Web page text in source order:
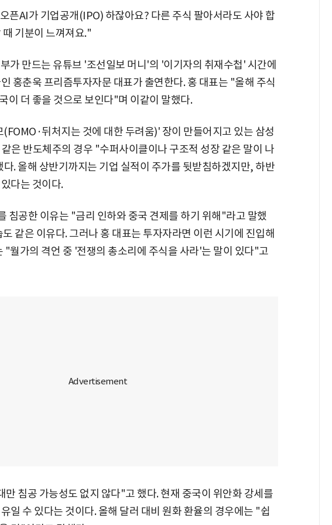
픈AI가 기업공개(IPO) 하잖아요? 다른 주식 팔아서라도 사야 합
때 기분이 느껴져요."
가 만드는 유튜브 '조선일보 머니'의 '이기자의 취재수첩' 시간에
홍춘욱 프리즘투자자문 대표가 출연한다. 홍 대표는 "올해 주식
이 더 좋을 것으로 보인다"며 이같이 말했다.
뒤처지는 것에 대한 두려움)' 장이 만들어지고 있는 삼성
은 반도체주의 경우 "수퍼사이클이나 구조적 성장 같은 말이 나
. 올해 상반기까지는 기업 실적이 주가를 뒷받침하겠지만, 하반
다는 것이다.
침공한 이유는 "금리 인하와 중국 견제를 하기 위해"라고 말했
같은 이유다. 그러나 홍 대표는 투자자라면 이런 시기에 진입해
"월가의 격언 중 '전쟁의 총소리에 주식을 사라'는 말이 있다"고
만 침공 가능성도 없지 않다"고 했다. 현재 중국이 위안화 강세를
일 수 있다는 것이다. 올해 달러 대비 원화 환율의 경우에는 "쉽